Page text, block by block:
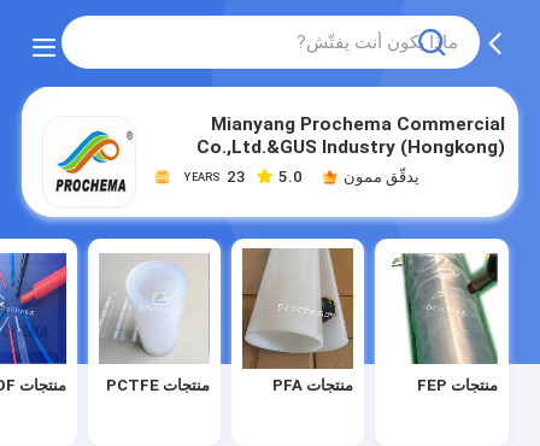
Mianyang Prochema Commercial
Co.,Ltd.&GUS Industry (Hongkong)
Co,.limited
23
YEARS 5.0 يدقّق ممون
منتجات FEP منتجات PFA منتجات PCTFE منتجات PVDF